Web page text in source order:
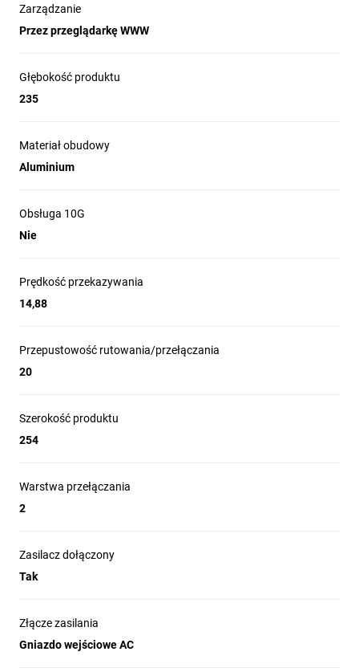
Zarządzanie
Przez przeglądarkę WWW
Głębokość produktu
235
Materiał obudowy
Aluminium
Obsługa 10G
Nie
Prędkość przekazywania
14,88
Przepustowość rutowania/przełączania
20
Szerokość produktu
254
Warstwa przełączania
2
Zasilacz dołączony
Tak
Złącze zasilania
Gniazdo wejściowe AC